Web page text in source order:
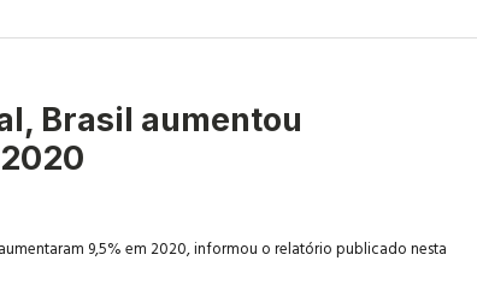
Brasil aumentou
aumentaram 9,5% em 2020, informou o relatório publicado nesta